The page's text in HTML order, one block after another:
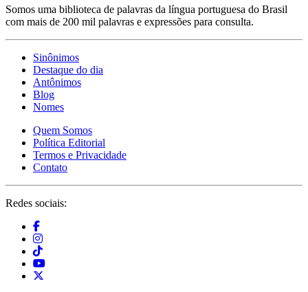
Somos uma biblioteca de palavras da língua portuguesa do Brasil
com mais de 200 mil palavras e expressões para consulta.
Sinônimos
Destaque do dia
Antônimos
Blog
Nomes
Quem Somos
Política Editorial
Termos e Privacidade
Contato
Redes sociais: